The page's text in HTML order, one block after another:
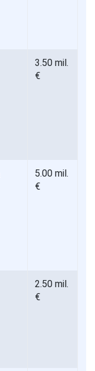
3.50 mil.
€
5.00 mil.
€
2.50 mil.
€